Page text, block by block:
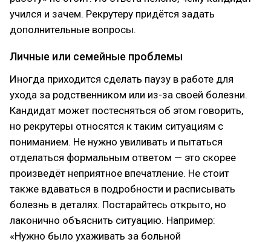
учился и зачем. Рекрутеру придётся задать
дополнительные вопросы.
Личные или семейные проблемы
Иногда приходится сделать паузу в работе для
ухода за родственником или из-за своей болезни.
Кандидат может постесняться об этом говорить,
но рекрутеры относятся к таким ситуациям с
пониманием. Не нужно увиливать и пытаться
отделаться формальным ответом — это скорее
произведёт неприятное впечатление. Не стоит
также вдаваться в подробности и расписывать
болезнь в деталях. Постарайтесь открыто, но
лаконично объяснить ситуацию. Например:
«Нужно было ухаживать за больной